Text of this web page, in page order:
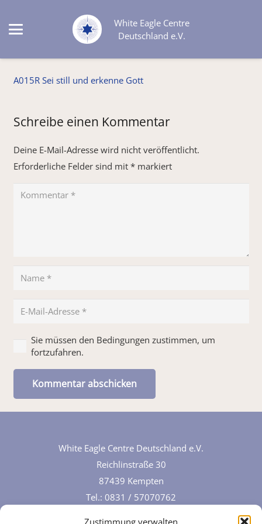
Zustimmung verwalten
White Eagle Centre
Deutschland e.V.
A015R Sei still und erkenne Gott
Schreibe einen Kommentar
Deine E-Mail-Adresse wird nicht veröffentlicht.
Erforderliche Felder sind mit *markiert
Sie müssen den Bedingungen zustimmen, um
fortzufahren.
Kommentar abschicken
White Eagle Centre Deutschland e.V.
Reichlinstraße 30
87439 Kempten
Tel.: 0831 / 57070762